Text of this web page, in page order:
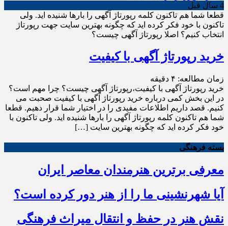
4 سال قبل
قطعا شما هم تاکنون کلمه رپورتاژ آگهی را بارها شنیده اید. ولی
تاکنون با خود فکر کرده اید که چگونه بهترین سایت جهت رپورتاژ
انتخاب کنیم؟ اصلا رپورتاژ آگهی چیست؟
خرید رپورتاژ آگهی با کیفیت
زمان مطالعه: ۴ دقیقه
خرید رپورتاژ آگهی با کیفیت،رپورتاژ آگهی چیست؟ چرا مهم است؟
در این بخش کمی درباره خرید رپورتاژ آگهی با کیفیت صحبت می
کنیم. قصد داریم اطلاعات مفیدی را در اختیار شما قرار دهیم. قطعا
شما هم تاکنون کلمه رپورتاژ آگهی را بارها شنیده اید. ولی تاکنون با
خود فکر کرده اید که چگونه بهترین سایت […]
بسته فرهنگی
معرفی برترین هنرمندان معاصر ایران
آیا شهرنشینی ما را از هنر دور کرده است؟
نقش هنر در حفظ و انتقال میراث فرهنگی